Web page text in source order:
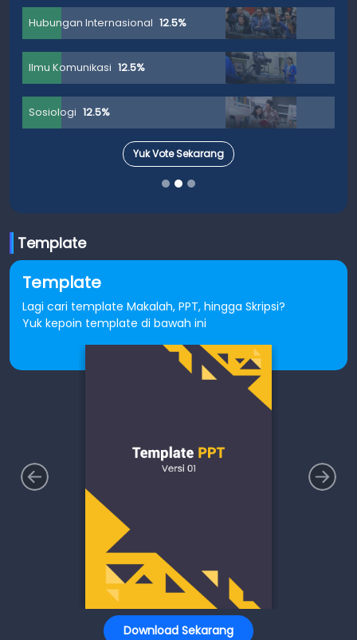
Hubungan Internasional 12.5%
Ilmu Komunikasi 12.5%
Sosiologi 12.5%
Yuk Vote Sekarang
Template
Template
Lagi cari template Makalah, PPT, hingga Skripsi?
Yuk kepoin template di bawah ini
Download Sekarang